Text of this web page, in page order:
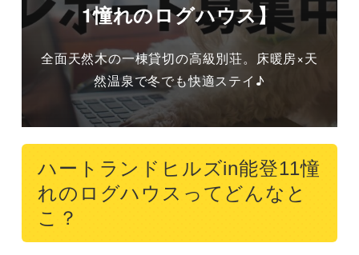
1憧れのログハウス】
全面天然木の一棟貸切の高級別荘。床暖房×天
然温泉で冬でも快適ステイ♪
ハートランドヒルズin能登11憧
れのログハウスってどんなと
こ？